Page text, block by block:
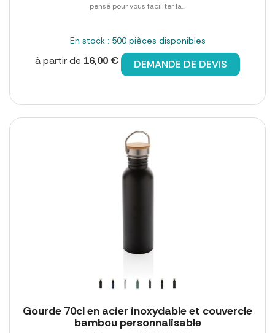
pensé pour vous faciliter la...
En stock : 500 pièces disponibles
à partir de 16,00 € DEMANDE DE DEVIS
Gourde 70cl en acier inoxydable et couvercle
bambou personnalisable